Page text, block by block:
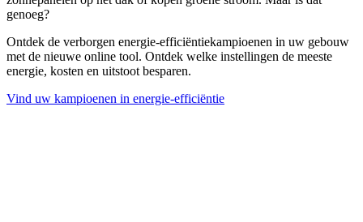
genoeg?
Ontdek de verborgen energie-efficiëntiekampioenen in uw gebouw
met de nieuwe online tool. Ontdek welke instellingen de meeste
energie, kosten en uitstoot besparen.
Vind uw kampioenen in energie-efficiëntie